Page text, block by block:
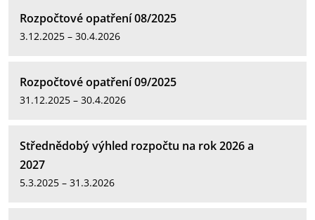
Rozpočtové opatření 08/2025
3.12.2025 – 30.4.2026
Rozpočtové opatření 09/2025
31.12.2025 – 30.4.2026
Střednědobý výhled rozpočtu na rok 2026 a
2027
5.3.2025 – 31.3.2026